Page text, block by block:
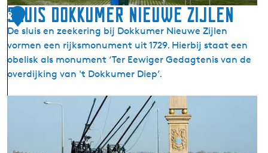
k
u
m
e
r
N
i
2
Sluis Dokkumer Nieuwe Zijlen
De sluis en zeekering bij Dokkumer Nieuwe Zijlen
vormen een rijksmonument uit 1729. Hierbij staat een
obelisk als monument ‘Ter Eewiger Gedagtenis van de
overdijking van 't Dokkumer Diep’.